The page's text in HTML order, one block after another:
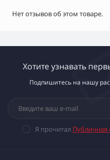
Нет отзывов об этом товаре.
Хотите узнавать
Подпишитесь на нашу
Я прочитал Публичная